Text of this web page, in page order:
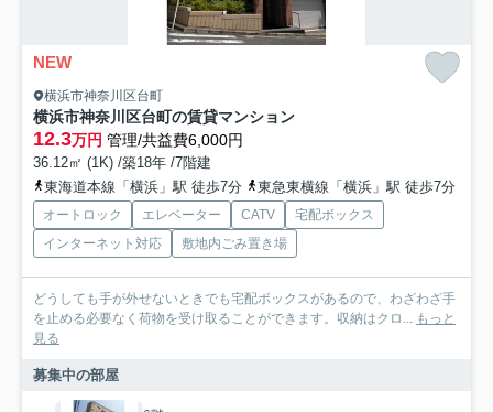
NEW
横浜市神奈川区台町
横浜市神奈川区台町の賃貸マンション
12.3万円 管理/共益費6,000円
36.12㎡ (1K) /築18年 /7階建
東海道本線「横浜」駅 徒歩7分
東急東横線「横浜」駅 徒歩7分
オートロック エレベーター CATV
宅配ボックス
インターネット対応
敷地内ごみ置き場
どうしても手が外せないときでも宅配ボックスがあるので、わざわざ手
を止める必要なく荷物を受け取ることができます。収納はクロ...
もっと
見る
募集中の部屋